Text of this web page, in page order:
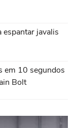
espantar javalis
em 10 segundos
Bolt